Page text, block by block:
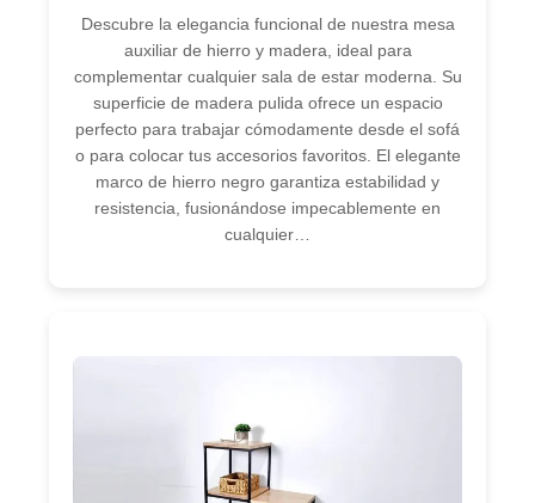
Descubre la elegancia funcional de nuestra mesa
auxiliar de hierro y madera, ideal para
complementar cualquier sala de estar moderna. Su
superficie de madera pulida ofrece un espacio
perfecto para trabajar cómodamente desde el sofá
o para colocar tus accesorios favoritos. El elegante
marco de hierro negro garantiza estabilidad y
resistencia, fusionándose impecablemente en
cualquier…